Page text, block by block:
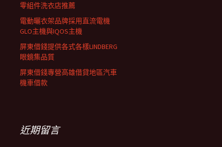
零組件洗衣店推薦
電動曬衣架品牌採用直流電機
GLO主機與IQOS主機
屏東借錢提供各式各樣LINDBERG
眼鏡集品質
屏東借錢專營高雄借貸地區汽車
機車借款
近期留言